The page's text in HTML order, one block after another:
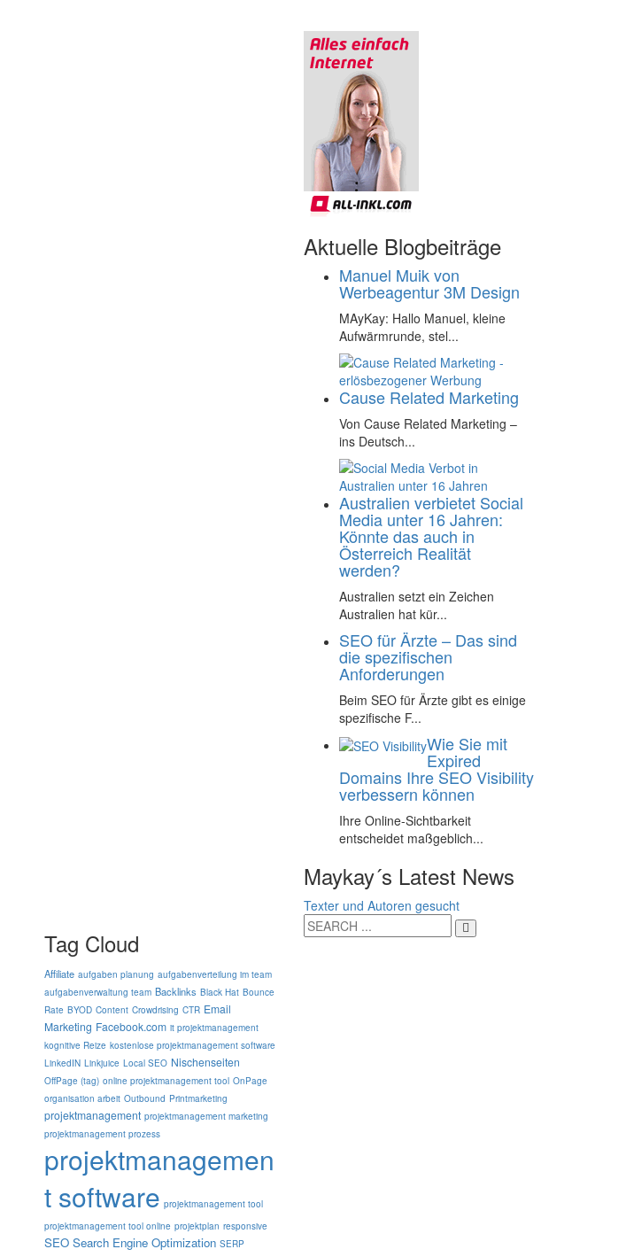
Aktuelle Blogbeiträge
Manuel Muik von
Werbeagentur 3M Design
MAyKay: Hallo Manuel, kleine
Aufwärmrunde, stel...
Cause Related Marketing
Von Cause Related Marketing –
ins Deutsch...
Australien verbietet Social
Media unter 16 Jahren:
Könnte das auch in
Österreich Realität
werden?
Australien setzt ein Zeichen
Australien hat kür...
SEO für Ärzte – Das sind
die spezifischen
Anforderungen
Beim SEO für Ärzte gibt es einige
spezifische F...
Wie Sie mit
Expired
Domains Ihre SEO Visibility
verbessern können
Ihre Online-Sichtbarkeit
entscheidet maßgeblich...
Maykay´s Latest News
Texter und Autoren gesucht
Tag Cloud
Affiliate aufgaben planung aufgabenverteilung im team
aufgabenverwaltung team Backlinks Black Hat Bounce
Rate BYOD Content Crowdrising CTR Email
Marketing Facebook.com it projektmanagement
kognitive Reize kostenlose projektmanagement software
LinkedIN Linkjuice Local SEO Nischenseiten
OffPage (tag) online projektmanagement tool OnPage
organisation arbeit Outbound Printmarketing
projektmanagement projektmanagement marketing
projektmanagement prozess
projektmanagemen
t software projektmanagement tool
projektmanagement tool online projektplan responsive
SEO Search Engine Optimization SERP